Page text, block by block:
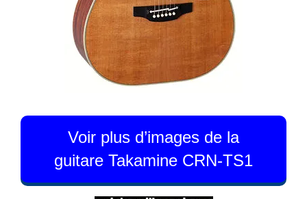
Voir plus d’images de la
guitare Takamine CRN-TS1